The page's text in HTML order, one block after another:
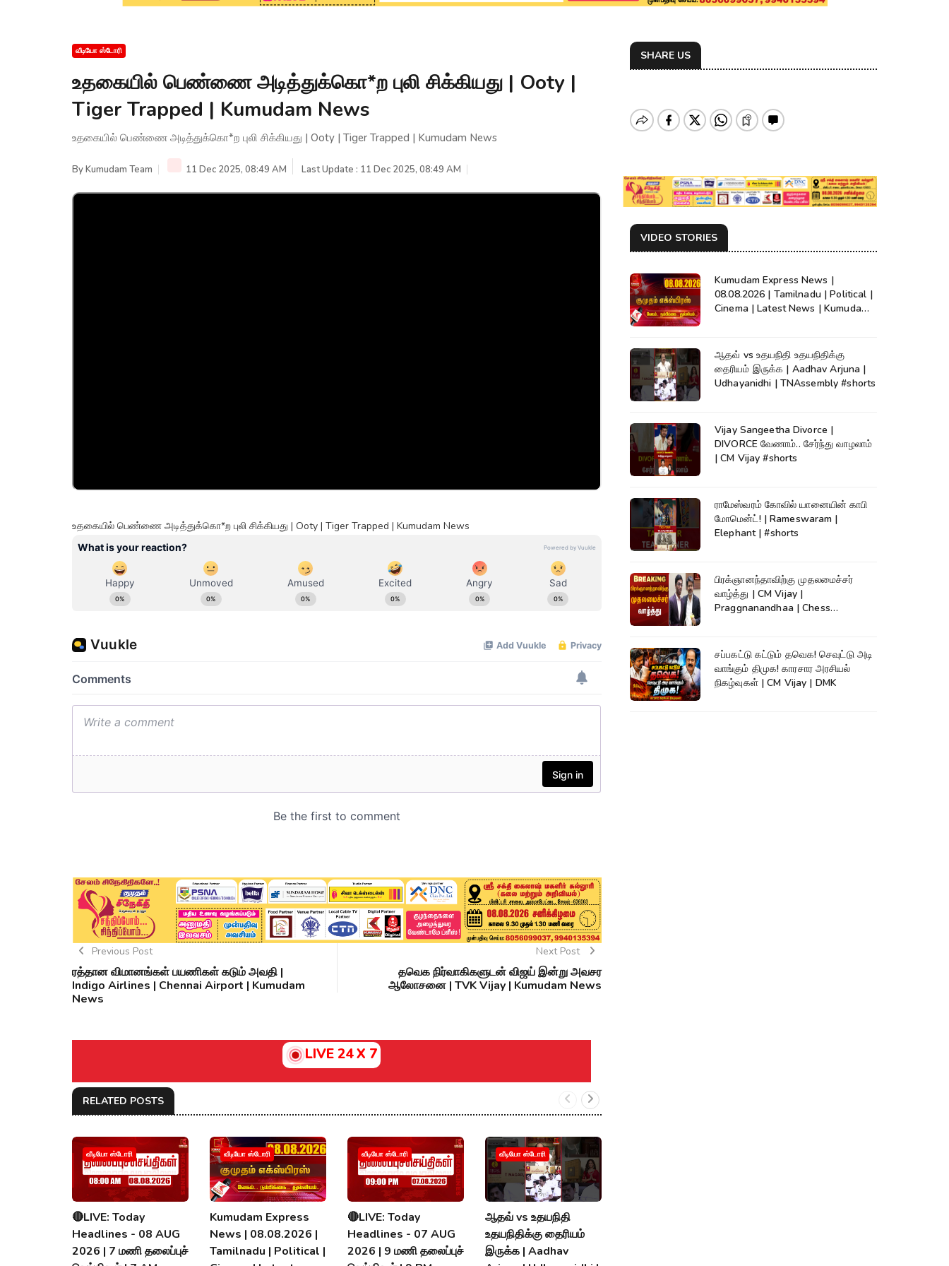
வீடியோ ஸ்டோரி
உதகையில் பெண்ணை அடித்துக்கொ*ற புலி சிக்கியது | Ooty |
Tiger Trapped | Kumudam News
உதகையில் பெண்ணை அடித்துக்கொ*ற புலி சிக்கியது | Ooty | Tiger Trapped | Kumudam News
ByKumudam Team 11 Dec 2025, 08:49 AM Last Update : 11 Dec 2025, 08:49 AM
உதகையில் பெண்ணை அடித்துக்கொ*ற புலி சிக்கியது | Ooty | Tiger Trapped | Kumudam News
Previous Post
ரத்தான விமானங்கள் பயணிகள் கடும் அவதி |
Indigo Airlines | Chennai Airport | Kumudam
News
Next Post
தவெக நிர்வாகிகளுடன் விஜய் இன்று அவசர
ஆலோசனை | TVK Vijay | Kumudam News
LIVE 24 X 7
RELATED POSTS
வீடியோ ஸ்டோரி
🔴LIVE: Today
Headlines - 08 AUG
2026 | 7 மணி தலைப்புச்
வீடியோ ஸ்டோரி
Kumudam Express
News | 08.08.2026 |
Tamilnadu | Political |
வீடியோ ஸ்டோரி
🔴LIVE: Today
Headlines - 07 AUG
2026 | 9 மணி தலைப்புச்
வீடியோ ஸ்டோரி
ஆதவ் vs உதயநிதி
உதயநிதிக்கு தைரியம்
இருக்க | Aadhav
SHARE US
VIDEO STORIES
Kumudam Express News |
08.08.2026 | Tamilnadu | Political |
Cinema | Latest News | Kumudam
ஆதவ் vs உதயநிதி உதயநிதிக்கு
தைரியம் இருக்க | Aadhav Arjuna |
Udhayanidhi | TNAssembly #shorts
Vijay Sangeetha Divorce |
DIVORCE வேணாம்.. சேர்ந்து வாழலாம்
| CM Vijay #shorts
ராமேஸ்வரம் கோவில் யானையின் காபி
மோமென்ட்! | Rameswaram |
Elephant | #shorts
பிரக்ஞானந்தாவிற்கு முதலமைச்சர்
வாழ்த்து | CM Vijay |
Praggnanandhaa | Chess
சப்பகட்டு கட்டும் தவெக! செவுட்டு அடி
வாங்கும் திமுக! காரசார அரசியல்
நிகழ்வுகள் | CM Vijay | DMK